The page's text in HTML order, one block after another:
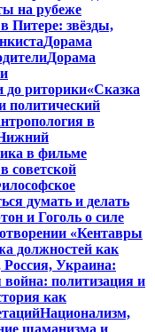
на рубеже
Питере: звёзды,
Дорама
Дорама
до риторики«Сказка
политический
в
в фильме
советской
думать и делать
и Гоголь о силе
«Кентавры
должностей как
Россия, Украина:
война: политизация и
как
Национализм,
шаманизма и